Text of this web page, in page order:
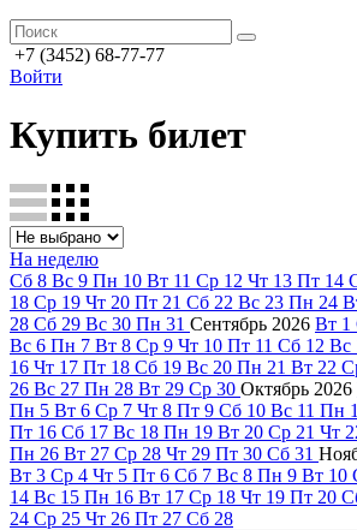
+7 (3452) 68-77-77
Войти
Купить билет
На неделю
Сб 8 Вс 9 Пн 10 Вт 11 Ср 12 Чт 13 Пт 14
18 Ср 19 Чт 20 Пт 21 Сб 22 Вс 23 Пн 24
28 Сб 29 Вс 30 Пн 31 Сентябрь 2026 Вт 1
Вс 6 Пн 7 Вт 8 Ср 9 Чт 10 Пт 11 Сб 12 Вс
16 Чт 17 Пт 18 Сб 19 Вс 20 Пн 21 Вт 22
26 Вс 27 Пн 28 Вт 29 Ср 30 Октябрь 2026
Пн 5 Вт 6 Ср 7 Чт 8 Пт 9 Сб 10 Вс 11 Пн
Пт 16 Сб 17 Вс 18 Пн 19 Вт 20 Ср 21 Чт
Пн 26 Вт 27 Ср 28 Чт 29 Пт 30 Сб 31
Вт 3 Ср 4 Чт 5 Пт 6 Сб 7 Вс 8 Пн 9 Вт 10
14 Вс 15 Пн 16 Вт 17 Ср 18 Чт 19 Пт 20
24 Ср 25 Чт 26 Пт 27 Сб 28